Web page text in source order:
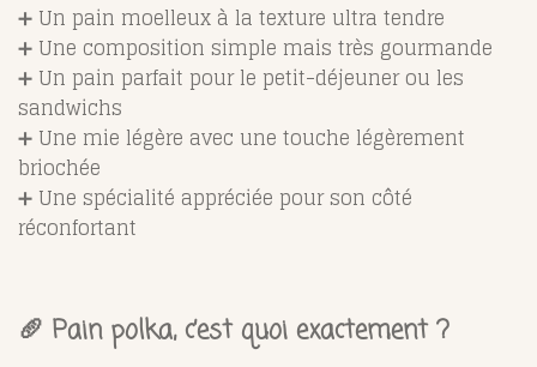
➕ Un pain moelleux à la texture ultra tendre
➕ Une composition simple mais très gourmande
➕ Un pain parfait pour le petit-déjeuner ou les
sandwichs
➕ Une mie légère avec une touche légèrement
briochée
➕ Une spécialité appréciée pour son côté
réconfortant
🥖 Pain polka, c’est quoi exactement ?